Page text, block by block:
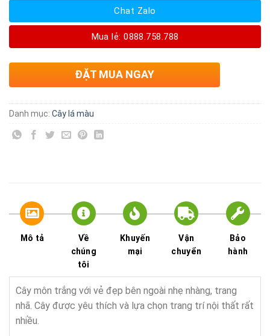
Chat Zalo
Mua lẻ: 0888.758.788
ĐẶT MUA NGAY
Danh mục: Cây lá màu
Mô tả
Về
chúng
tôi
Khuyến
mại
Vận
chuyển
Bảo
hành
Cây môn trắng với vẻ đẹp bên ngoài nhẹ nhàng, trang
nhã. Cây được yêu thích và lựa chọn trang trí nội thất rất
nhiều.